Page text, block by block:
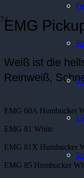
EMG
Weiß ist die
Reinweiß,
EMG 60A Humbucker
EMG 81 White
EMG 81X Humbucker
EMG 85 Humbucker